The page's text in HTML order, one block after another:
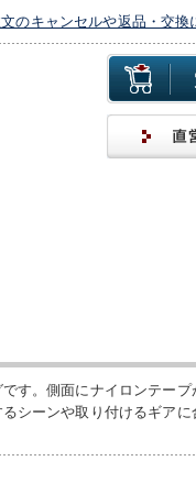
のキャンセルや返品・交換
す。側面にナイロンテー
シーンや取り付けるギア